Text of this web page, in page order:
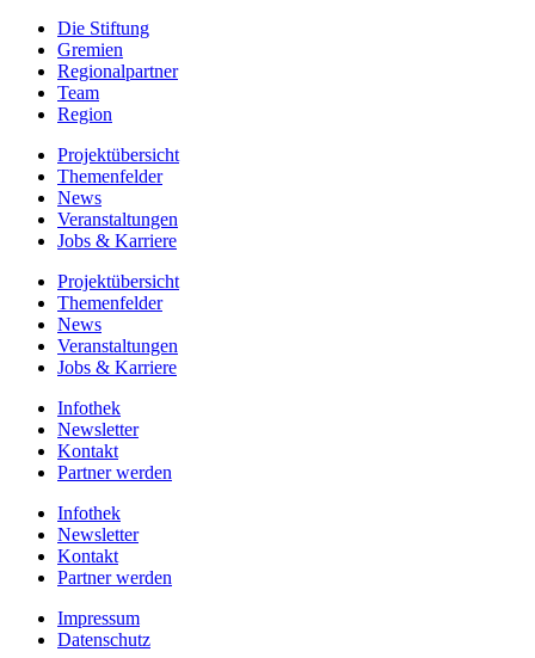
Die Stiftung
Gremien
Regionalpartner
Team
Region
Projektübersicht
Themenfelder
News
Veranstaltungen
Jobs & Karriere
Projektübersicht
Themenfelder
News
Veranstaltungen
Jobs & Karriere
Infothek
Newsletter
Kontakt
Partner werden
Infothek
Newsletter
Kontakt
Partner werden
Impressum
Datenschutz